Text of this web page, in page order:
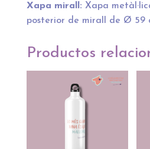
Xapa mirall: Xapa
posterior de mirall de Ø 59
Productos